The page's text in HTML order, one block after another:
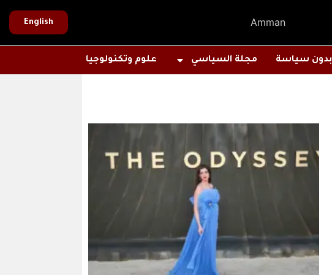
Amman
English
بدون سياسة مجلة السياسي علوم وتكنولوجيا